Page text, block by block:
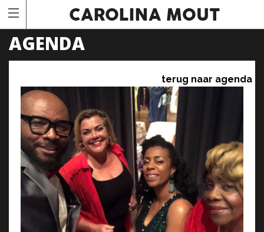
AGENDA
terug naar agenda